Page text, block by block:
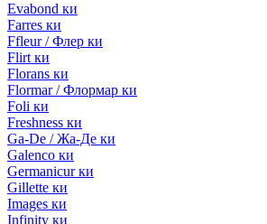
Evabond ки
Farres ки
Ffleur / Флер ки
Flirt ки
Florans ки
Flormar / Флормар ки
Foli ки
Freshness ки
Ga-De / Жа-Де ки
Galenco ки
Germanicur ки
Gillette ки
Images ки
Infinity ки